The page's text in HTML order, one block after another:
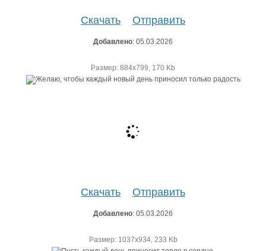
Скачать Отправить
Добавлено: 05.03.2026
Размер: 884х799, 170 Kb
Скачать Отправить
Добавлено: 05.03.2026
Размер: 1037х934, 233 Kb